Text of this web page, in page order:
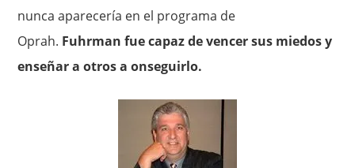
nunca aparecería en el programa de
Oprah. Fuhrman fue capaz de vencer sus miedos y
enseñar a otros a onseguirlo.